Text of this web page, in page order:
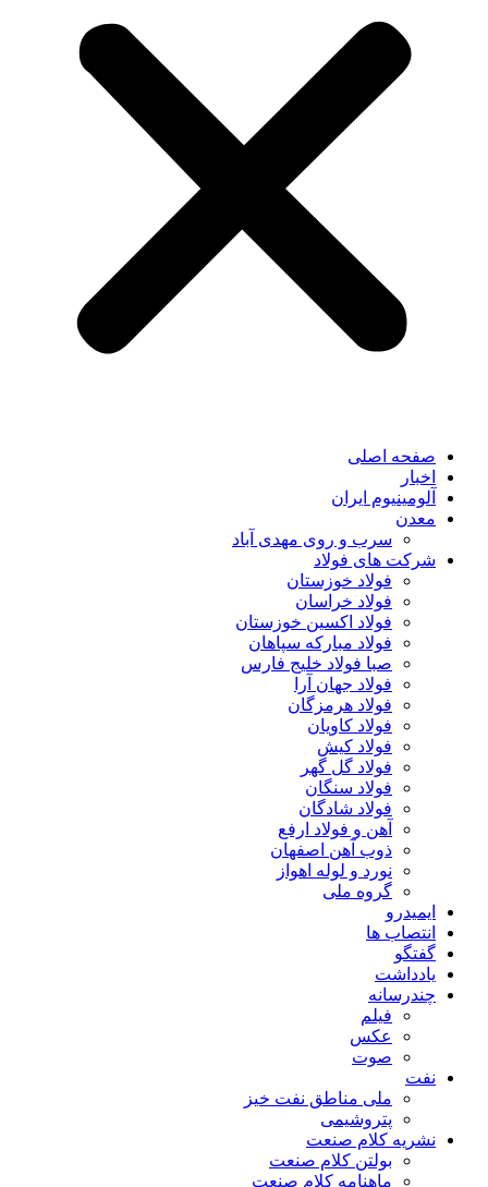
صفحه اصلی
اخبار
آلومینیوم ایران
معدن
سرب و روی مهدی آباد
شرکت های فولاد
فولاد خوزستان
فولاد خراسان
فولاد اکسین خوزستان
فولاد مبارکه سپاهان
صبا فولاد خلیج فارس
فولاد جهان آرا
فولاد هرمزگان
فولاد کاویان
فولاد کیش
فولاد گل گهر
فولاد سنگان
فولاد شادگان
آهن و فولاد ارفع
ذوب آهن اصفهان
نورد و لوله اهواز
گروه ملی
ایمیدرو
انتصاب ها
گفتگو
یادداشت
چندرسانه
فیلم
عکس
صوت
نفت
ملی مناطق نفت خیز
پتروشیمی
نشریه کلام صنعت
بولتن کلام صنعت
ماهنامه کلام صنعت